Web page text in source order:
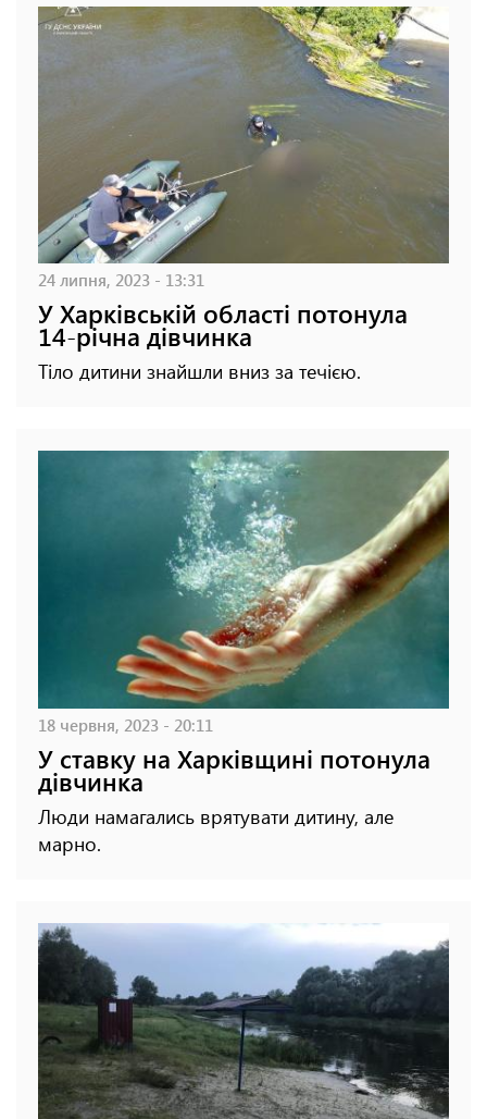
24 липня, 2023 - 13:31
У Харківській області потонула
14-річна дівчинка
Тіло дитини знайшли вниз за течією.
18 червня, 2023 - 20:11
У ставку на Харківщині потонула
дівчинка
Люди намагались врятувати дитину, але
марно.